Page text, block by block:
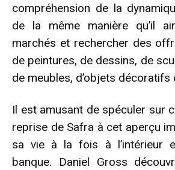
compréhension de la
de la même manière qu’il
marchés et rechercher des
de peintures, de dessins, de
de meubles, d’objets décoratifs
Il est amusant de spéculer sur
reprise de Safra à cet aperçu
sa vie à la fois à l’intérieur
banque. Daniel Gross